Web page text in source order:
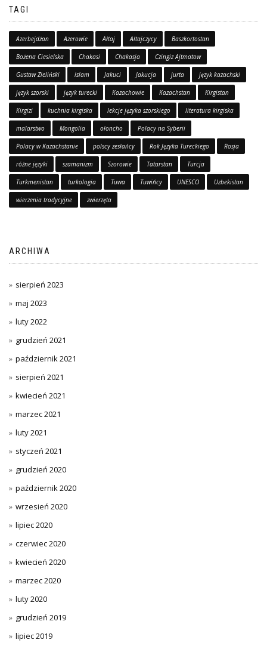
TAGI
Azerbejdżan Azerowie Ałtaj Ałtajczycy Baszkortostan
Bożena Ciesielska Chakasi Chakasja Czingiz Ajtmatow
Gustaw Zieliński islam Jakuci Jakucja jurta język kazachski
język szorski język turecki Kazachowie Kazachstan Kirgistan
Kirgizi kuchnia kirgiska lekcje języka szorskiego literatura kirgiska
malarstwo Mongolia ołoncho Polacy na Syberii
Polacy w Kazachstanie polscy zesłańcy Rok Języka Tureckiego Rosja
różne języki szamanizm Szorowie Tatarstan Turcja
Turkmenistan turkologia Tuwa Tuwińcy UNESCO Uzbekistan
wierzenia tradycyjne zwierzęta
ARCHIWA
sierpień 2023
maj 2023
luty 2022
grudzień 2021
październik 2021
sierpień 2021
kwiecień 2021
marzec 2021
luty 2021
styczeń 2021
grudzień 2020
październik 2020
wrzesień 2020
lipiec 2020
czerwiec 2020
kwiecień 2020
marzec 2020
luty 2020
grudzień 2019
lipiec 2019